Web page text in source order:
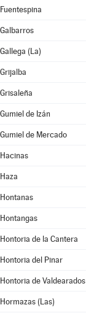
Fuentespina
Galbarros
Gallega (La)
Grijalba
Grisaleña
Gumiel de Izán
Gumiel de Mercado
Hacinas
Haza
Hontanas
Hontangas
Hontoria de la Cantera
Hontoria del Pinar
Hontoria de Valdearados
Hormazas (Las)